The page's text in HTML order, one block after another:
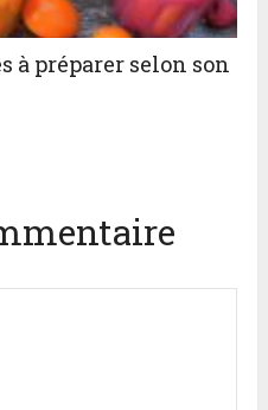
à préparer selon son